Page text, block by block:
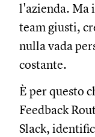
l'azienda. Ma
team giusti,
nulla vada
costante.
È per questo
Feedback
Slack,